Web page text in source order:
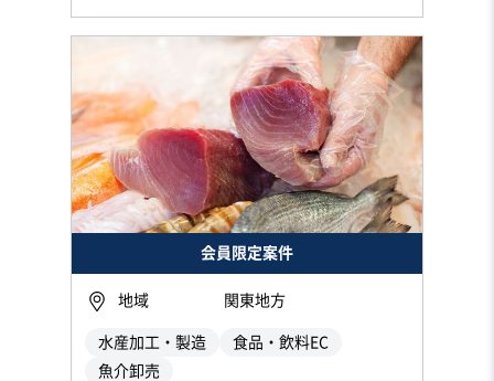
会員限定案件
地域 関東地方
水産加工・製造
食品・飲料EC
魚介卸売